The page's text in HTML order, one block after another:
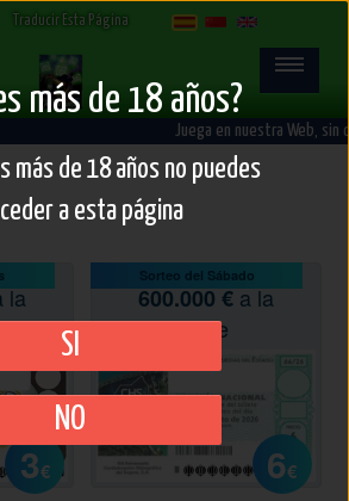
Juega en nuestra Web, sin
la
3€
600.000 €a la
serie
Sorteo del Sábado
6€
Traducir Esta Página Select Language
más de 18 años?
más de 18 años no puedes
a esta página
SI
NO